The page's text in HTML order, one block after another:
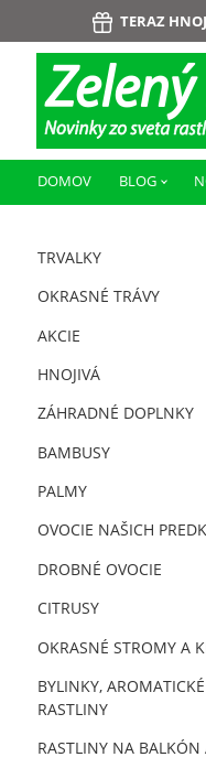
TERAZ
DOMOV BLOG
TRVALKY
OKRASNÉ TRÁVY
AKCIE
HNOJIVÁ
ZÁHRADNÉ DOPLNKY
BAMBUSY
PALMY
OVOCIE NAŠICH
DROBNÉ OVOCIE
CITRUSY
OKRASNÉ STROMY A
BYLINKY,
RASTLINY
RASTLINY NA BALKÓN